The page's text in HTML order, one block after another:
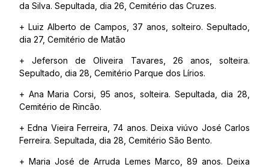
da Silva. Sepultada, dia 26, Cemitério das Cruzes.
+ Luiz Alberto de Campos, 37 anos, solteiro. Sepultado,
dia 27, Cemitério de Matão
+ Jeferson de Oliveira Tavares, 26 anos, solteira.
Sepultado, dia 28, Cemitério Parque dos Lírios.
+ Ana Maria Corsi, 95 anos, solteira. Sepultada, dia 28,
Cemitério de Rincão.
+ Edna Vieira Ferreira, 74 anos. Deixa viúvo José Carlos
Ferreira. Sepultada, dia 28, Cemitério São Bento.
+ Maria José de Arruda Lemes Marco, 89 anos. Deixa